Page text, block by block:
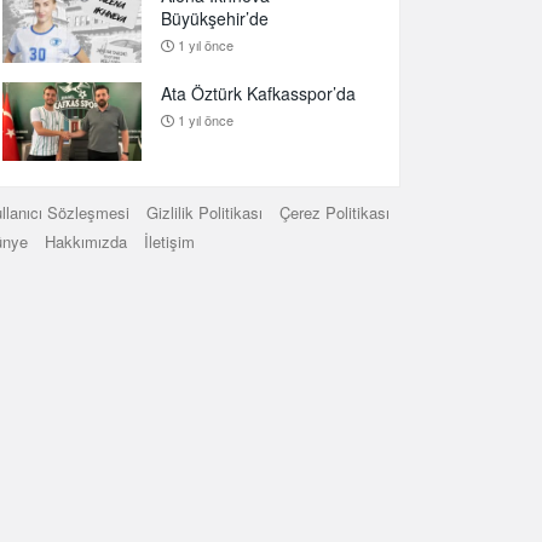
Büyükşehir’de
1 yıl önce
Ata Öztürk Kafkasspor’da
1 yıl önce
Sözleşmesi Gizlilik Politikası
Çerez Politikası
Hakkımızda İletişim